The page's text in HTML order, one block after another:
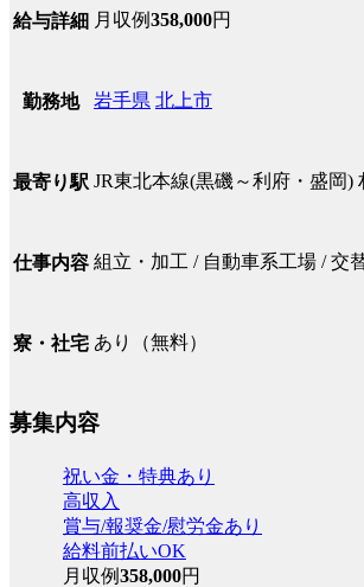
給与詳細 月収例358,000円
勤務地 岩手県 北上市
最寄り駅 JR東北本線(黒磯～利府・盛岡)
仕事内容 組立・加工 / 自動車系工場 / 交
寮・社宅 あり（無料）
募集内容
祝い金・特典あり
高収入
賞与/報奨金/慰労金あり
給料前払いOK
月収例358,000円